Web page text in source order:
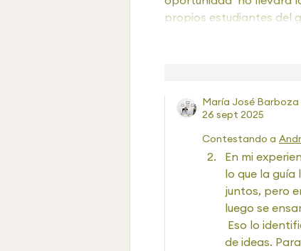
propios estudiantes del
María José Barboza
26 sept 2025
Contestando a
En mi
lo que la guía
juntos, pero
luego se
de ideas.